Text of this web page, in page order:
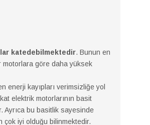
katedebilmektedir. Bunun en
motorlara göre daha yüksek
enerji kayıpları verimsizliğe yol
elektrik motorlarının basit
Ayrıca bu basitlik sayesinde
çok iyi olduğu bilinmektedir.